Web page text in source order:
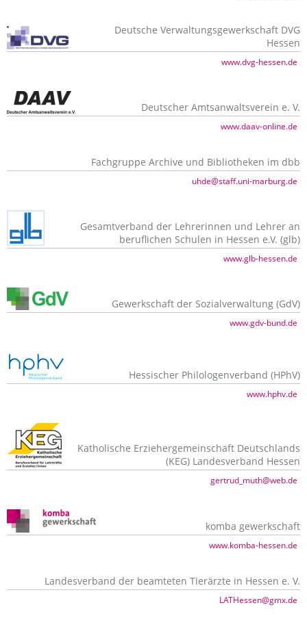
Deutsche Verwaltungsgewerkschaft DVG
Hessen
www.dvg-hessen.de
Deutscher Amtsanwaltsverein e. V.
www.daav-online.de
Fachgruppe Archive und Bibliotheken im dbb
uhde@staff.uni-marburg.de
Gesamtverband der Lehrerinnen und Lehrer an
beruflichen Schulen in Hessen e.V. (glb)
www.glb-hessen.de
Gewerkschaft der Sozialverwaltung (GdV)
www.gdv-bund.de
Hessischer Philologenverband (HPhV)
www.hphv.de
Katholische Erziehergemeinschaft Deutschlands
(KEG) Landesverband Hessen
gertrud_muth@web.de
komba gewerkschaft
www.komba-hessen.de
Landesverband der beamteten Tierärzte in Hessen e. V.
LATHessen@gmx.de